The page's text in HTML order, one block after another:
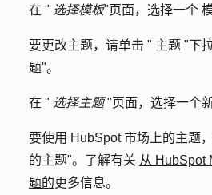
在 " 选择模板"页面，选择一个
要更改主题，请单击 " 主题 "下
题"。
在 " 选择主题"页面，选择一个
要使用 HubSpot 市场上的主题
的主题"。了解有关 从 HubSpot
题的更多信息。